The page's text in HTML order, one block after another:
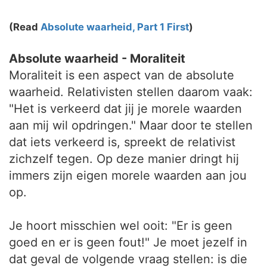
(Read Absolute waarheid, Part 1 First)
Absolute waarheid - Moraliteit
Moraliteit is een aspect van de absolute
waarheid. Relativisten stellen daarom vaak:
"Het is verkeerd dat jij je morele waarden
aan mij wil opdringen." Maar door te stellen
dat iets verkeerd is, spreekt de relativist
zichzelf tegen. Op deze manier dringt hij
immers zijn eigen morele waarden aan jou
op.
Je hoort misschien wel ooit: "Er is geen
goed en er is geen fout!" Je moet jezelf in
dat geval de volgende vraag stellen: is die